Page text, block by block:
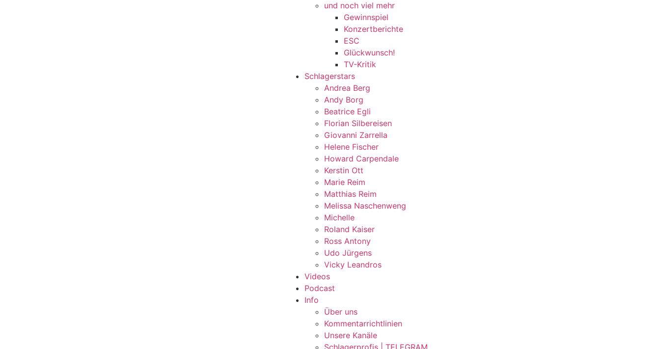
und noch viel mehr
Gewinnspiel
Konzertberichte
ESC
Glückwunsch!
TV-Kritik
Schlagerstars
Andrea Berg
Andy Borg
Beatrice Egli
Florian Silbereisen
Giovanni Zarrella
Helene Fischer
Howard Carpendale
Kerstin Ott
Marie Reim
Matthias Reim
Melissa Naschenweng
Michelle
Roland Kaiser
Ross Antony
Udo Jürgens
Vicky Leandros
Videos
Podcast
Info
Über uns
Kommentarrichtlinien
Unsere Kanäle
Schlagerprofis | TELEGRAM